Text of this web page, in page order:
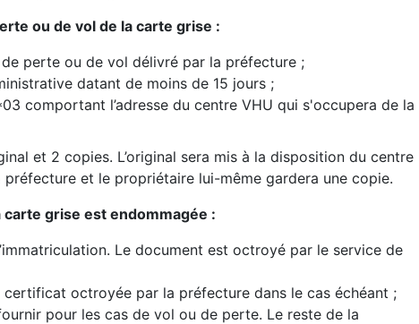
ou de vol de la carte grise :
perte ou de vol délivré par la préfecture ;
datant de moins de 15 jours ;
comportant l’adresse du centre VHU qui s'occupera de la
et 2 copies. L’original sera mis à la disposition du centre
préfecture et le propriétaire lui-même gardera une copie.
grise est endommagée :
Le document est octroyé par le service de
octroyée par la préfecture dans le cas échéant ;
pour les cas de vol ou de perte. Le reste de la